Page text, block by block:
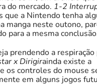
do mercado. 1-2
que a Nintendo tenha
manga neste outono,
para a mesma
prendendo a
x Dirigirainda existe a
os controles do mouse
em alguns jogos